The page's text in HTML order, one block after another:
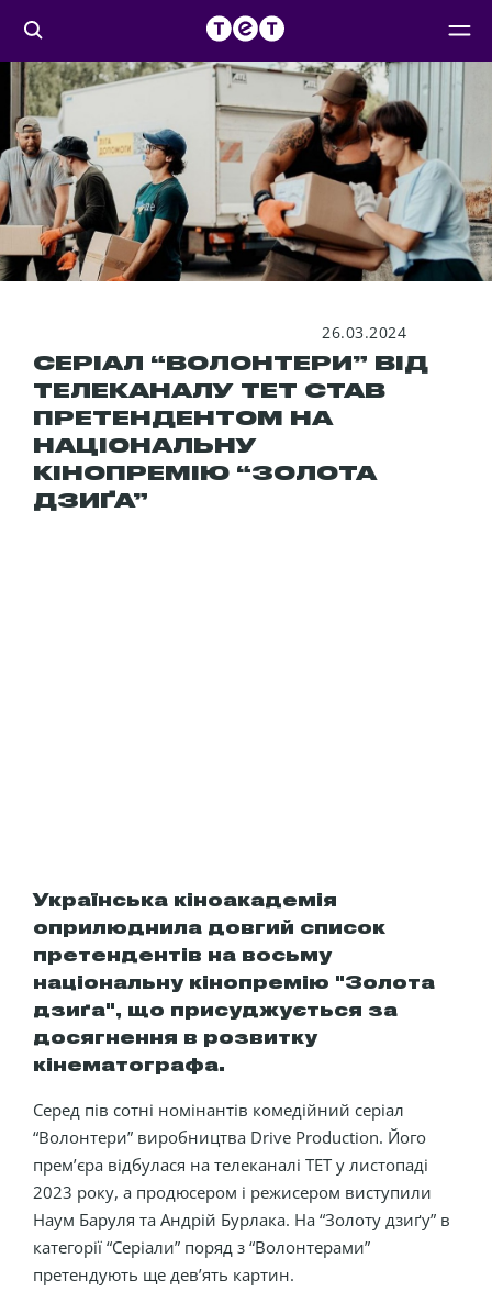
26.03.2024
СЕРІАЛ “ВОЛОНТЕРИ” ВІД
ТЕЛЕКАНАЛУ ТЕТ СТАВ
ПРЕТЕНДЕНТОМ НА
НАЦІОНАЛЬНУ
КІНОПРЕМІЮ “ЗОЛОТА
ДЗИҐА”
Українська кіноакадемія
оприлюднила довгий список
претендентів на восьму
національну кінопремію "Золота
дзиґа", що присуджується за
досягнення в розвитку
кінематографа.
Серед пів сотні номінантів комедійний серіал
“Волонтери” виробництва Drive Production. Його
прем’єра відбулася на телеканалі ТЕТ у листопаді
2023 року, а продюсером і режисером виступили
Наум Баруля та Андрій Бурлака. На “Золоту дзиґу” в
категорії “Серіали” поряд з “Волонтерами”
претендують ще дев’ять картин.